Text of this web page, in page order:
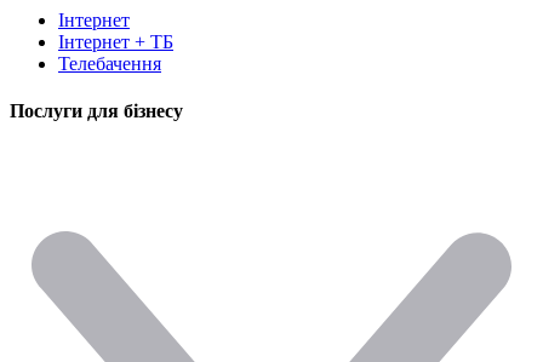
Інтернет
Інтернет + ТБ
Телебачення
Послуги для бізнесу